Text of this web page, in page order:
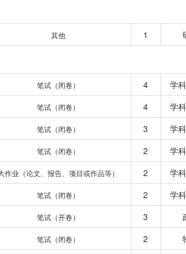
其他 1
笔试（闭卷） 4
学
笔试（闭卷） 4
学
笔试（闭卷） 3
学
笔试（闭卷） 2
学
作业（论文、报告、项目或作品等） 2
学
笔试（闭卷） 2
学
笔试（开卷） 3
笔试（闭卷） 2